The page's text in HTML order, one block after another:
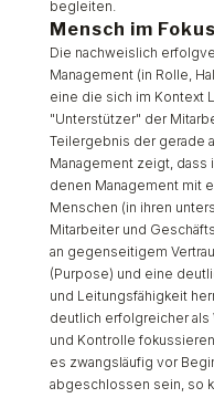
abgeschlossen sein, so
große Vorteile, sich
betrachten oder spiegeln
durchaus auch für
die großen
diese Option, weil der
der Projekte erhöht,
wird. Da bleibt oft genug
positionieren.Mein
klar: Begeben Sie sich in
Selbstreflexion. Starten
Geben Sie Beispiel und
Mitarbeiter gerne
gemeinsamen Tuns
Das alles in kein
BWL und Marketing.
McKinsey das Thema
angenommen auf der